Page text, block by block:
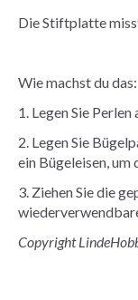
Die Stiftplatte
Wie machst du das:
1. Legen Sie
2. Legen Sie
ein Bügeleisen, um
3. Ziehen Sie die
Copyright